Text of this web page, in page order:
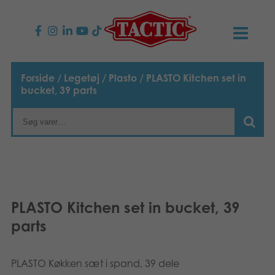
PRODUKTER
Børnespil
Puslespil
Legetøj
NYHEDER
TACTIC
Vores historie
Links
Media
English
Forside / Legetøj / Plasto / PLASTO Kitchen set in
bucket, 39 parts
PLASTO Kitchen set in bucket, 39
parts
PLASTO Køkken sæt i spand, 39 dele